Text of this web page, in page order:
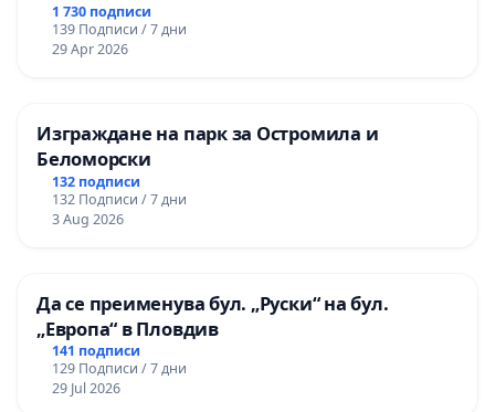
1 730 подписи
139 Подписи / 7 дни
29 Apr 2026
Изграждане на парк за Остромила и
Беломорски
132 подписи
132 Подписи / 7 дни
3 Aug 2026
Да се преименува бул. „Руски“ на бул.
„Европа“ в Пловдив
141 подписи
129 Подписи / 7 дни
29 Jul 2026